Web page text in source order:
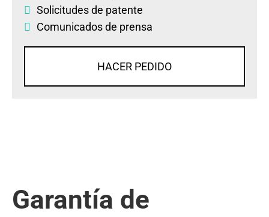
Solicitudes de patente
Comunicados de prensa
HACER PEDIDO
Garantía de